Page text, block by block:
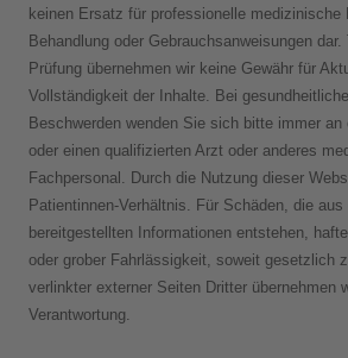
keinen Ersatz für professionelle medizinische
Behandlung oder Gebrauchsanweisungen
Prüfung übernehmen wir keine Gewähr für
Vollständigkeit der Inhalte. Bei
Beschwerden wenden Sie sich bitte immer
oder einen qualifizierten Arzt oder anderes
Fachpersonal. Durch die Nutzung dieser
Patientinnen-Verhältnis. Für Schäden, die
bereitgestellten Informationen entstehen,
oder grober Fahrlässigkeit, soweit gesetzlich
verlinkter externer Seiten Dritter übernehmen
Verantwortung.